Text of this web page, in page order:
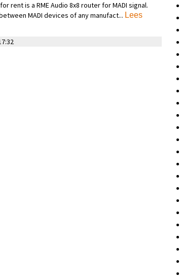
rent is a RME Audio 8x8 router for MADI signal.
MADI devices of any manufact... Lees